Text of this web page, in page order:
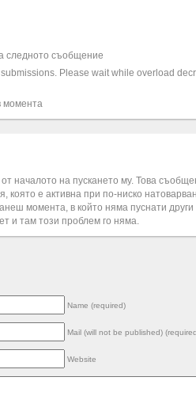
следното съобщение
Please wait while overload
момента
началото на пускането му. Това
която е активна при по-ниско
момента, в който няма пуснати
и там този проблем го няма.
Name (required)
Mail (will not be published)
Website